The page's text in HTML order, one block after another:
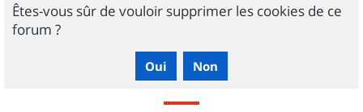
Êtes-vous sûr de vouloir supprimer les cookies de ce
forum ?